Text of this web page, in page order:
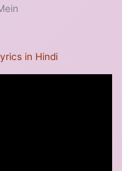
in Hindi